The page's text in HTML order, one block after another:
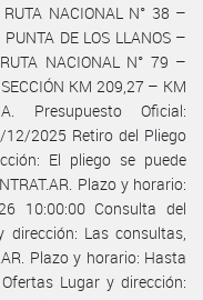
NACIONAL N° 38 –
DE LOS LLANOS –
NACIONAL N° 79 –
KM 209,27 – KM
Presupuesto Oficial:
2025 Retiro del Pliego
El pliego se puede
Plazo y horario:
10:00:00 Consulta del
Las consultas,
Plazo y horario: Hasta
Lugar y dirección: